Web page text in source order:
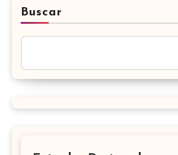
Buscar